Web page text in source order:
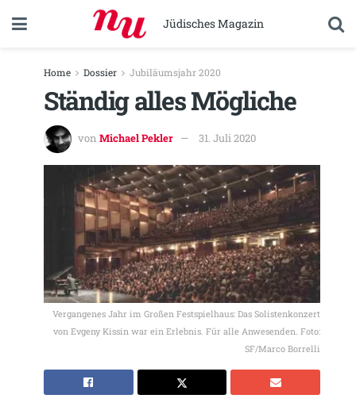
Jüdisches Magazin
Home Dossier Jubiläumsjahr 2020
Ständig alles Mögliche
von Michael Pekler 31. Juli 2020
Vergangenes Jahr im Großen Festspielhaus: Das Solistenkonzert
von Evgeny Kissin war ein Erlebnis. Für alle Anwesenden. Foto:
SF/Marco Borrelli